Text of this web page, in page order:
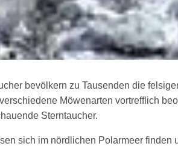
bevölkern zu Tausenden die
Möwenarten vortrefflich
Sterntaucher.
sich im nördlichen Polarmeer finden